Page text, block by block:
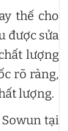
thế cho
được sửa
lượng
rõ ràng,
lượng.
tại